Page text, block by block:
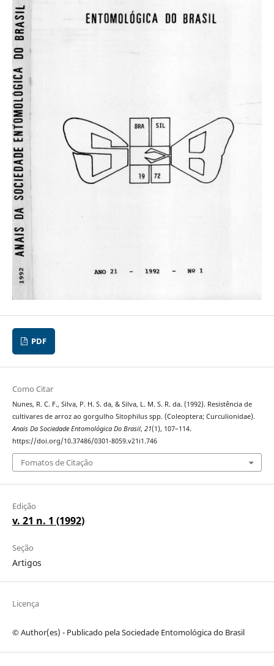
PDF
Como Citar
Nunes, R. C. F., Silva, P. H. S. da, & Silva, L. M. S. R. da. (1992). Resistência de
cultivares de arroz ao gorgulho Sitophilus spp. (Coleoptera; Curculionidae).
Anais Da Sociedade Entomológica Do Brasil, 21(1), 107–114.
https://doi.org/10.37486/0301-8059.v21i1.746
Fomatos de Citação
Edição
v. 21 n. 1 (1992)
Seção
Artigos
Licença
© Author(es) - Publicado pela Sociedade Entomológica do Brasil